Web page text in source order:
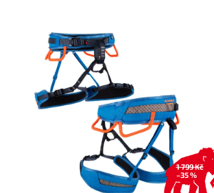
0,0
z
5
hvězdiček.
1 799 Kč
–35 %